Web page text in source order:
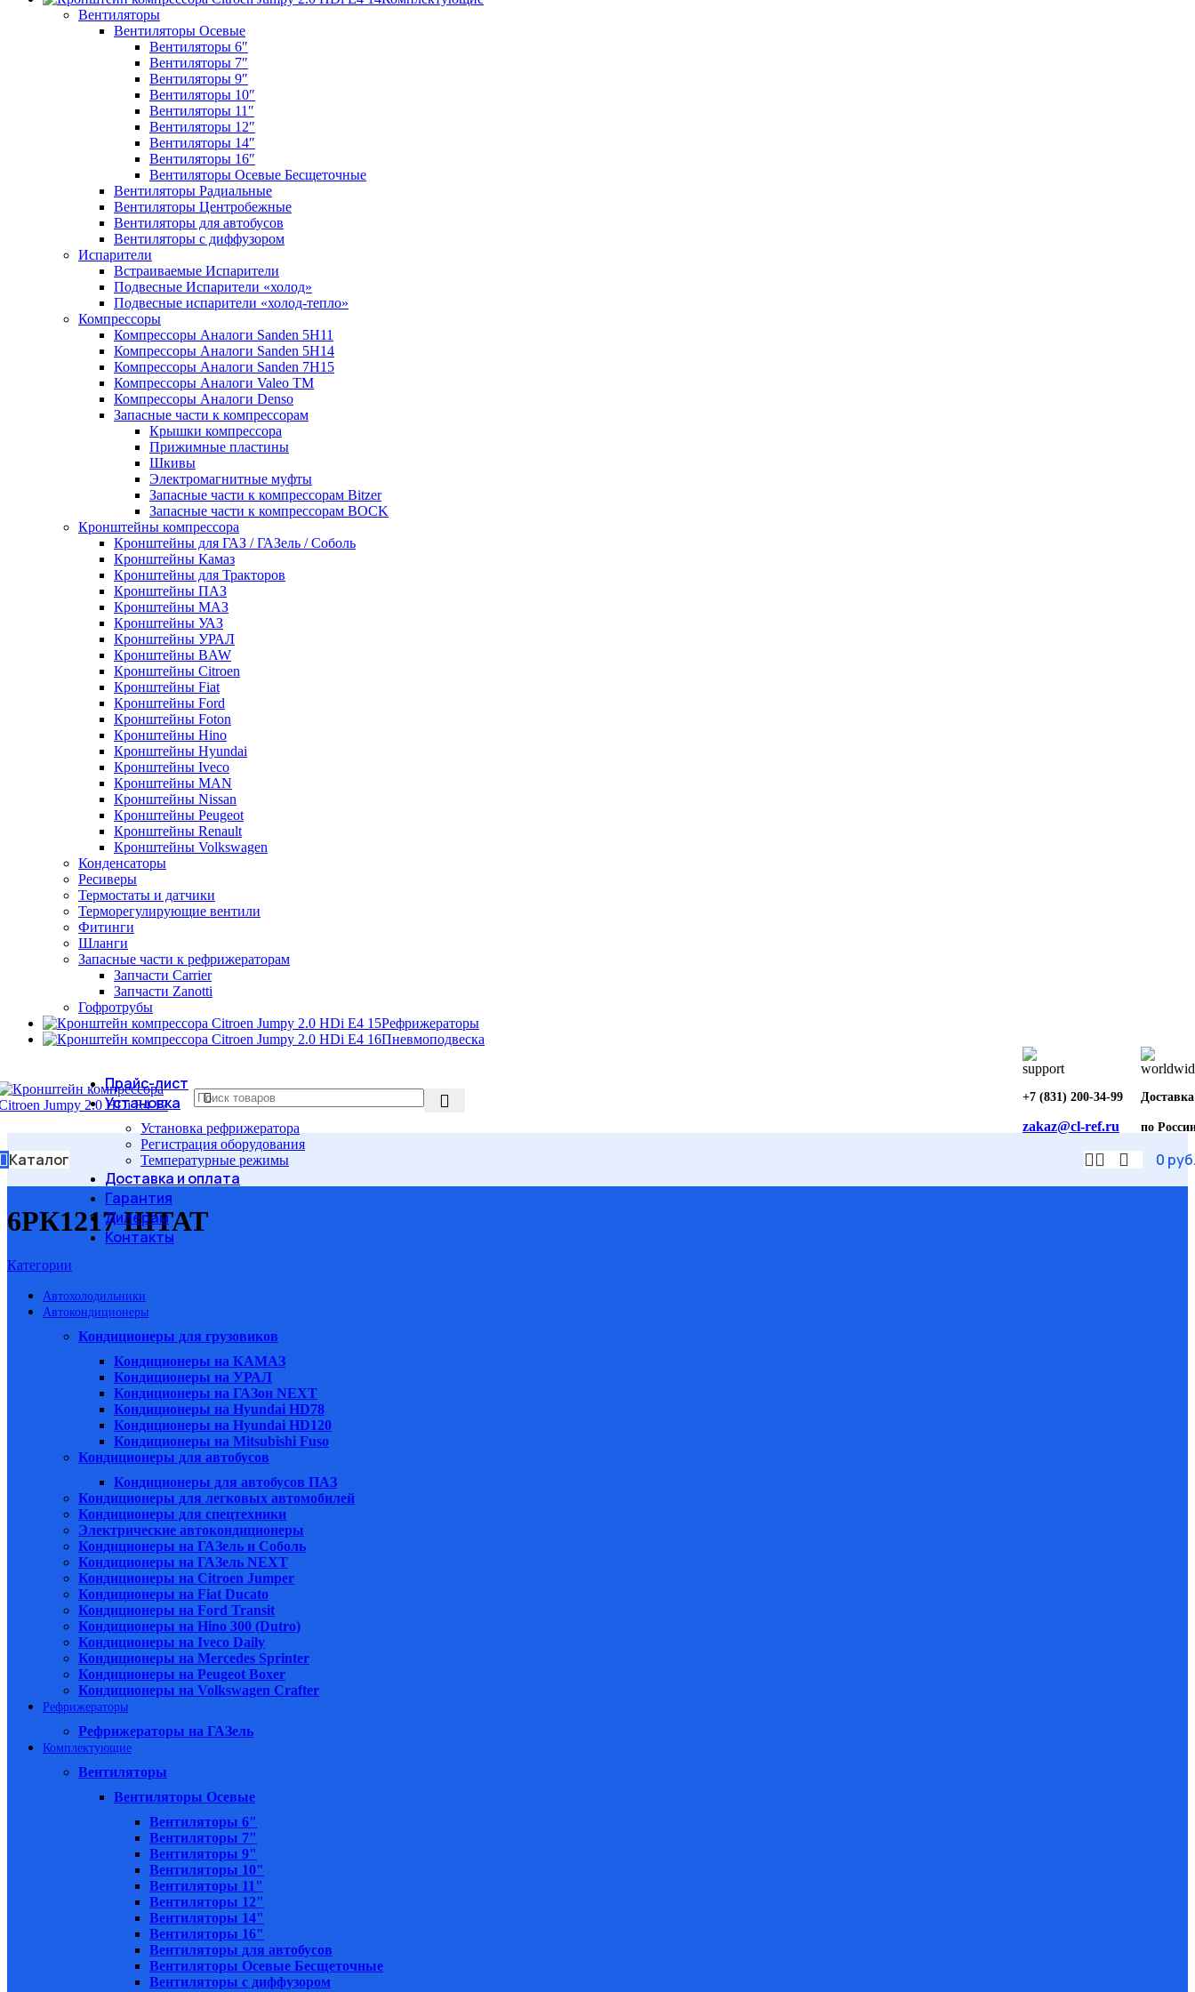
Вентиляторы
Вентиляторы Осевые
Вентиляторы 6″
Вентиляторы 7″
Вентиляторы 9″
Вентиляторы 10″
Вентиляторы 11″
Вентиляторы 12″
Вентиляторы 14″
Вентиляторы 16″
Вентиляторы Осевые Бесщеточные
Вентиляторы Радиальные
Вентиляторы Центробежные
Вентиляторы для автобусов
Вентиляторы с диффузором
Испарители
Встраиваемые Испарители
Подвесные Испарители «холод»
Подвесные испарители «холод-тепло»
Компрессоры
Компрессоры Аналоги Sanden 5H11
Компрессоры Аналоги Sanden 5H14
Компрессоры Аналоги Sanden 7H15
Компрессоры Аналоги Valeo ТМ
Компрессоры Аналоги Denso
Запасные части к компрессорам
Крышки компрессора
Прижимные пластины
Шкивы
Электромагнитные муфты
Запасные части к компрессорам Bitzer
Запасные части к компрессорам BOCK
Кронштейны компрессора
Кронштейны для ГАЗ / ГАЗель / Соболь
Кронштейны Камаз
Кронштейны для Тракторов
Кронштейны ПАЗ
Кронштейны МАЗ
Кронштейны УАЗ
Кронштейны УРАЛ
Кронштейны BAW
Кронштейны Citroen
Кронштейны Fiat
Кронштейны Ford
Кронштейны Foton
Кронштейны Hino
Кронштейны Hyundai
Кронштейны Iveco
Кронштейны MAN
Кронштейны Nissan
Кронштейны Peugeot
Кронштейны Renault
Кронштейны Volkswagen
Конденсаторы
Ресиверы
Термостаты и датчики
Терморегулирующие вентили
Фитинги
Шланги
Запасные части к рефрижераторам
Запчасти Carrier
Запчасти Zanotti
Гофротрубы
Рефрижераторы
Пневмоподвеска
+7 (831) 200-34-99
zakaz@cl-ref.ru
Доставка
по
Каталог
Прайс-лист
Установка
Установка рефрижератора
Регистрация оборудования
Температурные режимы
Доставка и оплата
Гарантия
Дилерам
Контакты
0
6РК1217 ШТАТ
Категории
Автохолодильники
Автокондиционеры
Кондиционеры для грузовиков
Кондиционеры на КАМАЗ
Кондиционеры на УРАЛ
Кондиционеры на ГАЗон NEXT
Кондиционеры на Hyundai HD78
Кондиционеры на Hyundai HD120
Кондиционеры на Mitsubishi Fuso
Кондиционеры для автобусов
Кондиционеры для автобусов ПАЗ
Кондиционеры для легковых автомобилей
Кондиционеры для спецтехники
Электрические автокондиционеры
Кондиционеры на ГАЗель и Соболь
Кондиционеры на ГАЗель NEXT
Кондиционеры на Citroen Jumper
Кондиционеры на Fiat Ducato
Кондиционеры на Ford Transit
Кондиционеры на Hino 300 (Dutro)
Кондиционеры на Iveco Daily
Кондиционеры на Mercedes Sprinter
Кондиционеры на Peugeot Boxer
Кондиционеры на Volkswagen Crafter
Рефрижераторы
Рефрижераторы на ГАЗель
Комплектующие
Вентиляторы
Вентиляторы Осевые
Вентиляторы 6"
Вентиляторы 7"
Вентиляторы 9"
Вентиляторы 10"
Вентиляторы 11"
Вентиляторы 12"
Вентиляторы 14"
Вентиляторы 16"
Вентиляторы для автобусов
Вентиляторы Осевые Бесщеточные
Вентиляторы с диффузором